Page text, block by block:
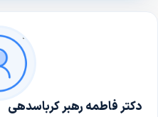
دکتر فاطمه رهبر کرباسدهی